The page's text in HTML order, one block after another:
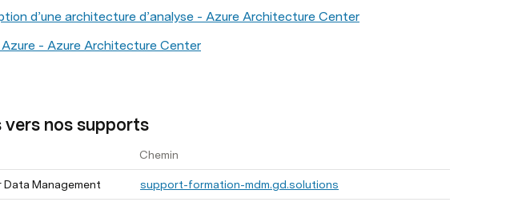
d’une architecture d’analyse - Azure Architecture Center
- Azure Architecture Center
vers nos supports
Chemin
Data Management support-formation-mdm.gd.solutions